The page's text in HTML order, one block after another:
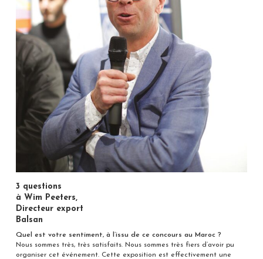
3 questions
à Wim Peeters,
Directeur export
Balsan
Quel est votre sentiment, à l’issu de ce concours au Maroc ?
Nous sommes très, très satisfaits. Nous sommes très fiers d’avoir pu
organiser cet événement. Cette exposition est effectivement une